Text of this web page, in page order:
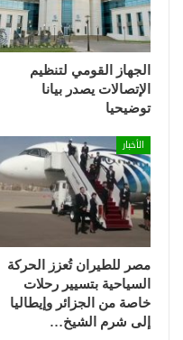
الجهاز القومي لتنظيم
الإتصالات يصدر بيانا
توضيحيا
الأخبار
مصر للطيران تُعزز الحركة
السياحية بتسيير رحلات
خاصة من الجزائر وإيطاليا
إلى شرم الشيخ…